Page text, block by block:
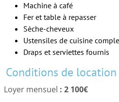
Machine à café
Fer et table à repasser
Sèche-cheveux
Ustensiles de cuisine
Draps et serviettes fournis
Conditions de
Loyer mensuel : 2 100€